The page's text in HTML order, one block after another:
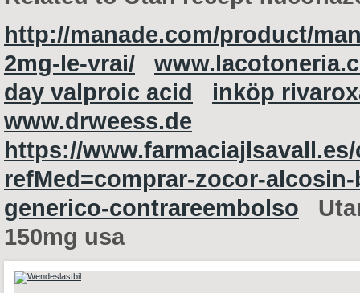
http://manade.com/product/
2mg-le-vrai/
day valproic acid
inköp
www.drweess.de
https://
refMed=comprar-zocor-
generico-contrareembolso
150mg usa